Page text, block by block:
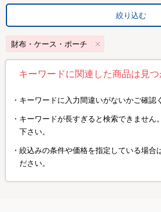
絞り込む
財布・ケース・ポーチ
キーワードに関連した商品は見つ
キーワードに入力間違いがないかご確認
キーワードが長すぎると検索できません
下さい。
絞込みの条件や価格を指定している場合
ださい。